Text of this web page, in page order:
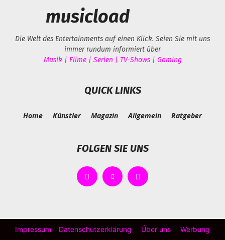
musicload
Die Welt des Entertainments auf einen Klick. Seien Sie mit uns
immer rundum informiert über
Musik | Filme | Serien | TV-Shows | Gaming
QUICK LINKS
Home Künstler Magazin Allgemein Ratgeber
FOLGEN SIE UNS
Impressum Datenschutzerklärung Über uns Werbung